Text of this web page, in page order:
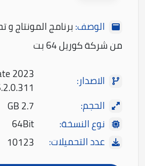
الوصف:برنامج المونتاج و
من شركة كوريل 64 بت
الاصدار:
2023
الحجم:
2.7 GB
نوع النسخة:
64Bit
عدد التحميلات:
10123